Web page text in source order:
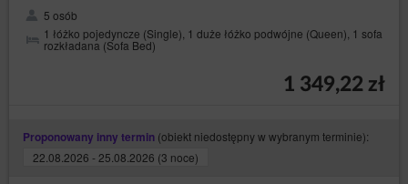
5 osób
1 łóżko pojedyncze (Single), 1 duże łóżko podwójne (Queen), 1 sofa
rozkładana (Sofa Bed)
1 349,22 zł
Proponowany inny termin (obiekt niedostępny w wybranym terminie):
22.08.2026 - 25.08.2026 (3 noce)